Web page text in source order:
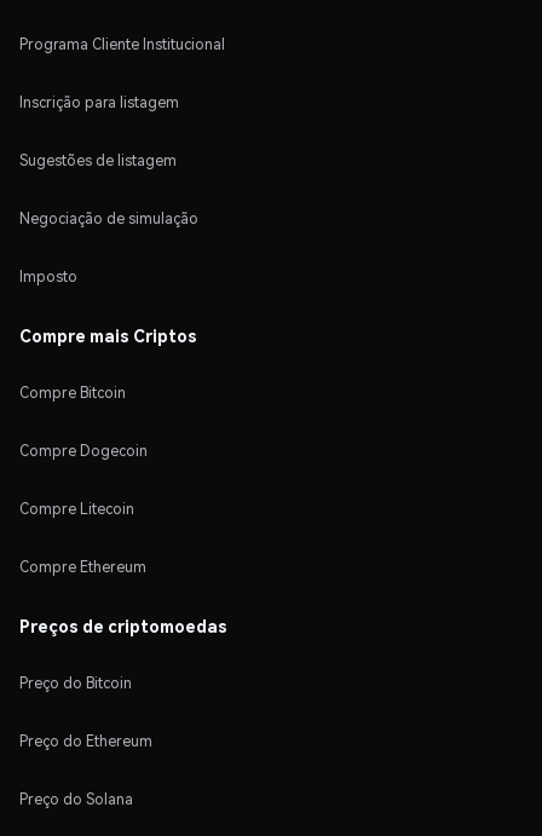
Programa Cliente Institucional
Inscrição para listagem
Sugestões de listagem
Negociação de simulação
Imposto
Compre mais Criptos
Compre Bitcoin
Compre Dogecoin
Compre Litecoin
Compre Ethereum
Preços de criptomoedas
Preço do Bitcoin
Preço do Ethereum
Preço do Solana